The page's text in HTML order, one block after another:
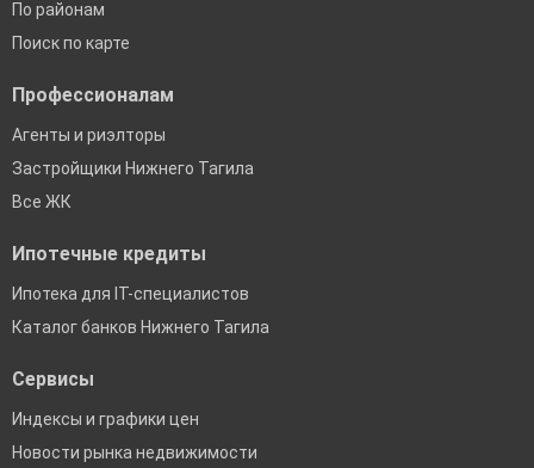
По районам
Поиск по карте
Профессионалам
Агенты и риэлторы
Застройщики Нижнего Тагила
Все ЖК
Ипотечные кредиты
Ипотека для IT-специалистов
Каталог банков Нижнего Тагила
Сервисы
Индексы и графики цен
Новости рынка недвижимости